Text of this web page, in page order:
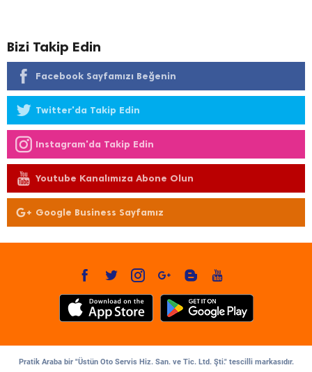
Bizi Takip Edin
Facebook Sayfamızı Beğenin
Twitter'da Takip Edin
Instagram'da Takip Edin
Youtube Kanalımıza Abone Olun
Google Business Sayfamız
Pratik Araba bir "Üstün Oto Servis Hiz. San. ve Tic. Ltd. Şti." tescilli markasıdır.